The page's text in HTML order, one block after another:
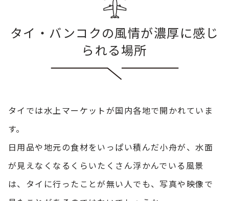
タイ・バンコクの風情が濃厚に感じ
られる場所
タイでは水上マーケットが国内各地で開かれていま
す。
日用品や地元の食材をいっぱい積んだ小舟が、水面
が見えなくなるくらいたくさん浮かんでいる風景
は、タイに行ったことが無い人でも、写真や映像で